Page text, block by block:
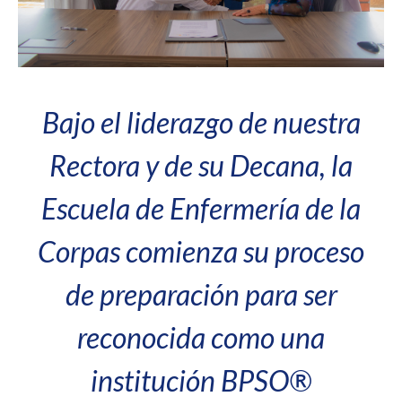
Bajo el liderazgo de nuestra
Rectora y de su Decana, la
Escuela de Enfermería de la
Corpas comienza su proceso
de preparación para ser
reconocida como una
institución BPSO®